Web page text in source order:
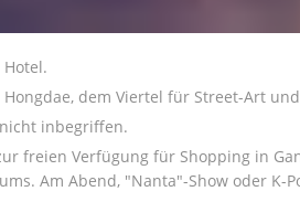
dem Viertel für Street-Art
inbegriffen.
freien Verfügung für Shopping in
Am Abend, "Nanta"-Show oder K-